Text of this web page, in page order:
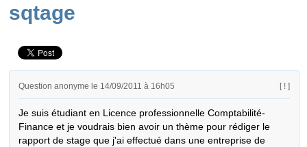
sqtage
Question anonyme le 14/09/2011 à 16h05 [ ! ]
Je suis étudiant en Licence professionnelle Comptabilité-
Finance et je voudrais bien avoir un thème pour rédiger le
rapport de stage que j'ai effectué dans une entreprise de